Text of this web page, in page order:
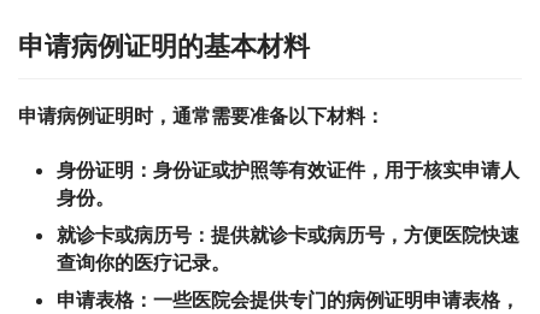
申请病例证明的基本材料
申请病例证明时，通常需要准备以下材料：
身份证明： 身份证或护照等有效证件，用于核实申请人
身份。
就诊卡或病历号： 提供就诊卡或病历号，方便医院快速
查询你的医疗记录。
申请表格： 一些医院会提供专门的病例证明申请表格，